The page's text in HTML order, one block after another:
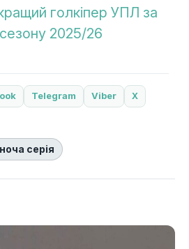
голкіпер УПЛ за
2025/26
Telegram Viber X
серія